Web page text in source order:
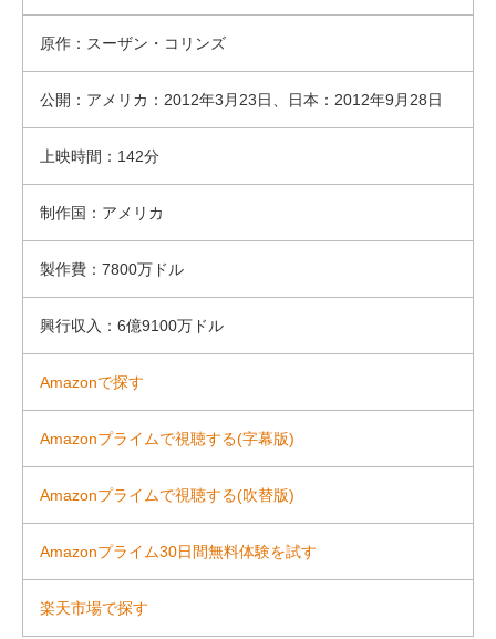
原作：スーザン・コリンズ
公開：アメリカ：2012年3月23日、日本：2012年9月28日
上映時間：142分
制作国：アメリカ
製作費：7800万ドル
興行収入：6億9100万ドル
Amazonで探す
Amazonプライムで視聴する(字幕版)
Amazonプライムで視聴する(吹替版)
Amazonプライム30日間無料体験を試す
楽天市場で探す